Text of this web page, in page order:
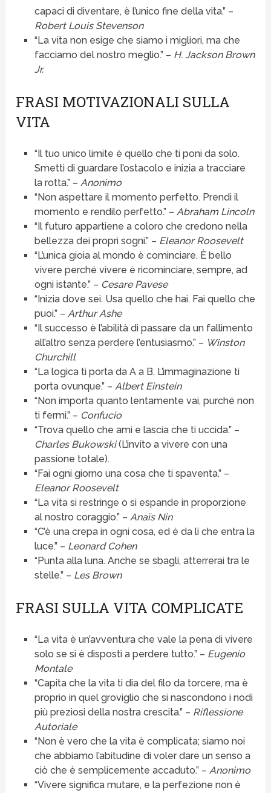
capaci di diventare, è l’unico fine della vita.” –
Robert Louis Stevenson
“La vita non esige che siamo i migliori, ma che
facciamo del nostro meglio.” – H. Jackson Brown
Jr.
FRASI MOTIVAZIONALI SULLA
VITA
“Il tuo unico limite è quello che ti poni da solo.
Smetti di guardare l’ostacolo e inizia a tracciare
la rotta.” – Anonimo
“Non aspettare il momento perfetto. Prendi il
momento e rendilo perfetto.” – Abraham Lincoln
“Il futuro appartiene a coloro che credono nella
bellezza dei propri sogni.” – Eleanor Roosevelt
“L’unica gioia al mondo è cominciare. È bello
vivere perché vivere è ricominciare, sempre, ad
ogni istante.” – Cesare Pavese
“Inizia dove sei. Usa quello che hai. Fai quello che
puoi.” – Arthur Ashe
“Il successo è l’abilità di passare da un fallimento
all’altro senza perdere l’entusiasmo.” – Winston
Churchill
“La logica ti porta da A a B. L’immaginazione ti
porta ovunque.” – Albert Einstein
“Non importa quanto lentamente vai, purché non
ti fermi.” – Confucio
“Trova quello che ami e lascia che ti uccida.” –
Charles Bukowski(L’invito a vivere con una
passione totale).
“Fai ogni giorno una cosa che ti spaventa.” –
Eleanor Roosevelt
“La vita si restringe o si espande in proporzione
al nostro coraggio.” – Anaïs Nin
“C’è una crepa in ogni cosa, ed è da lì che entra la
luce.” – Leonard Cohen
“Punta alla luna. Anche se sbagli, atterrerai tra le
stelle.” – Les Brown
FRASI SULLA VITA COMPLICATE
“La vita è un’avventura che vale la pena di vivere
solo se si è disposti a perdere tutto.” – Eugenio
Montale
“Capita che la vita ti dia del filo da torcere, ma è
proprio in quel groviglio che si nascondono i nodi
più preziosi della nostra crescita.” – Riflessione
Autoriale
“Non è vero che la vita è complicata; siamo noi
che abbiamo l’abitudine di voler dare un senso a
ciò che è semplicemente accaduto.” – Anonimo
“Vivere significa mutare, e la perfezione non è